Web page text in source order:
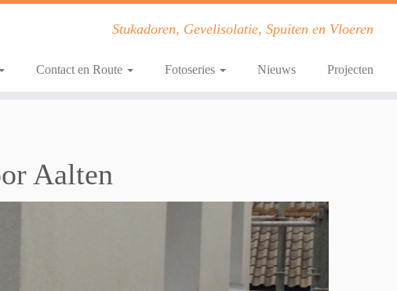
Stukadoren, Gevelisolatie, Spuiten en Vloeren
Contact en Route Fotoseries Nieuws Projecten
Aalten